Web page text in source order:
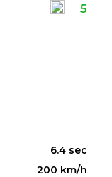
5
6.4 sec
200 km/h